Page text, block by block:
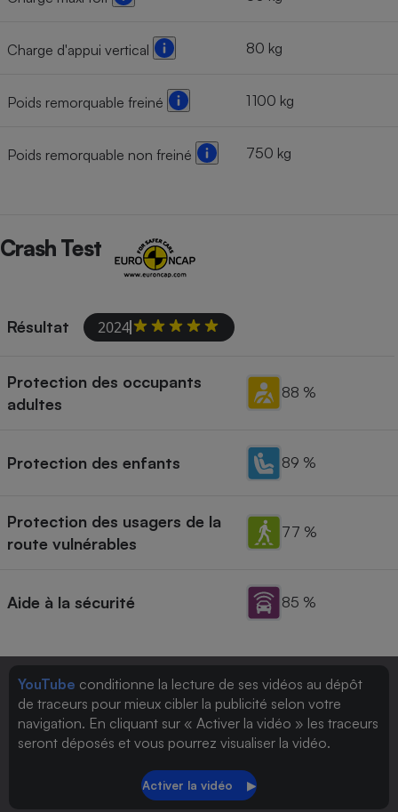
Charge d'appui vertical 80 kg
Poids remorquable freiné 1 100 kg
Poids remorquable non freiné 750 kg
Crash Test
Résultat 2024
Protection des occupants
adultes
88 %
Protection des enfants 89 %
Protection des usagers de la
route vulnérables
77 %
Aide à la sécurité 85 %
YouTube conditionne la lecture de ses vidéos au dépôt
de traceurs pour mieux cibler la publicité selon votre
navigation. En cliquant sur « Activer la vidéo » les traceurs
seront déposés et vous pourrez visualiser la vidéo.